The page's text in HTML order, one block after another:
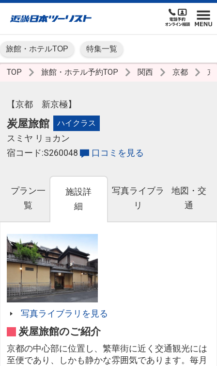
旅館・ホテルTOP 特集一覧
TOP 旅館・ホテル予約TOP 関西 京都 京
【京都 新京極】
炭屋旅館 ハイクラス
スミヤ リョカン
宿コード:S260048
口コミを見る
プラン一
覧
施設詳
細
写真ライブラ
リ
地図・交
通
写真ライブラリを見る
炭屋旅館のご紹介
京都の中心部に位置し、繁華街に近く交通観光には
至便であり、しかも静かな雰囲気であります。毎月